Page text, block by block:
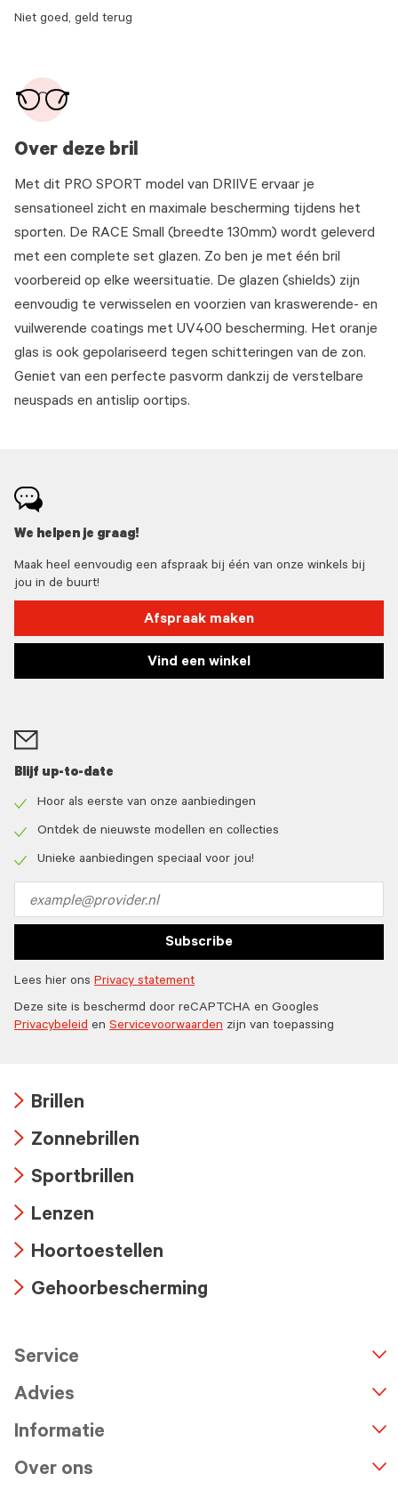
Over deze bril
Met dit PRO SPORT model van DRIIVE ervaar je
sensationeel zicht en maximale bescherming tijdens het
sporten. De RACE Small (breedte 130mm) wordt geleverd
met een complete set glazen. Zo ben je met één bril
voorbereid op elke weersituatie. De glazen (shields) zijn
eenvoudig te verwisselen en voorzien van kraswerende- en
vuilwerende coatings met UV400 bescherming. Het oranje
glas is ook gepolariseerd tegen schitteringen van de zon.
Geniet van een perfecte pasvorm dankzij de verstelbare
neuspads en antislip oortips.
Niet goed, geld terug
We helpen je graag!
Maak heel eenvoudig een afspraak bij één van onze winkels bij
jou in de buurt!
Afspraak maken
Vind een winkel
Blijf up-to-date
icon
Hoor als eerste van onze aanbiedingen
icon
Ontdek de nieuwste modellen en collecties
Unieke aanbiedingen speciaal voor jou!
address
Subscribe
Lees hier ons Privacy statement
Deze site is beschermd door reCAPTCHA en Googles
Privacybeleid en Servicevoorwaarden zijn van toepassing
icon
Brillen
icon
Zonnebrillen
icon
Sportbrillen
icon
Lenzen
icon
Hoortoestellen
Gehoorbescherming
Service
Advies
Informatie
Over ons